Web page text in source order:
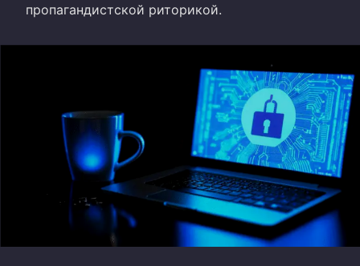
пропагандистской риторикой.